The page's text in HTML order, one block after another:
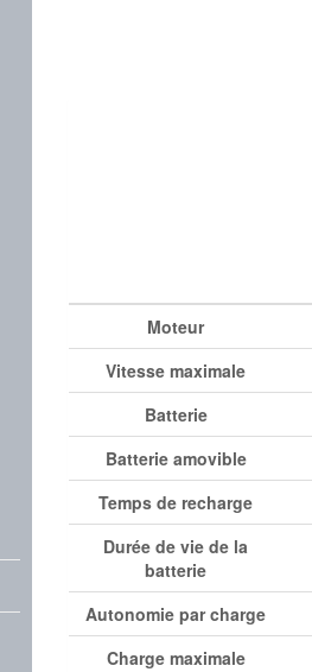
Moteur
Vitesse maximale
Batterie
Batterie amovible
Temps de recharge
Durée de vie de la
batterie
Autonomie par charge
Charge maximale